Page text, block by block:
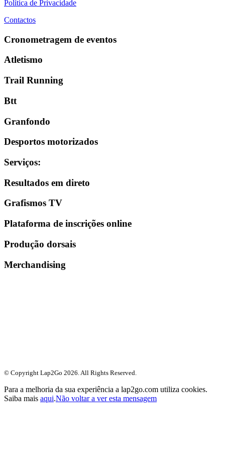
Política de Privacidade
Contactos
Cronometragem de eventos
Atletismo
Trail Running
Btt
Granfondo
Desportos motorizados
Serviços:
Resultados em direto
Grafismos TV
Plataforma de inscrições online
Produção dorsais
Merchandising
© Copyright Lap2Go 2026. All Rights Reserved.
Para a melhoria da sua experiência a lap2go.com utiliza cookies.
Saiba mais aqui.Não voltar a ver esta mensagem